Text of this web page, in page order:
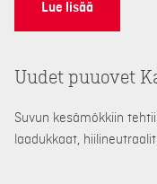
Lue lisää
Uudet puuovet
Suvun kesämökkiin
laadukkaat,